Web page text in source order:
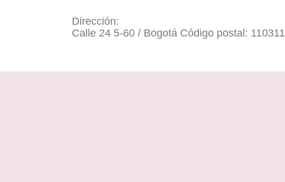
Dirección:
Calle 24 5-60 / Bogotá Código postal: 110311